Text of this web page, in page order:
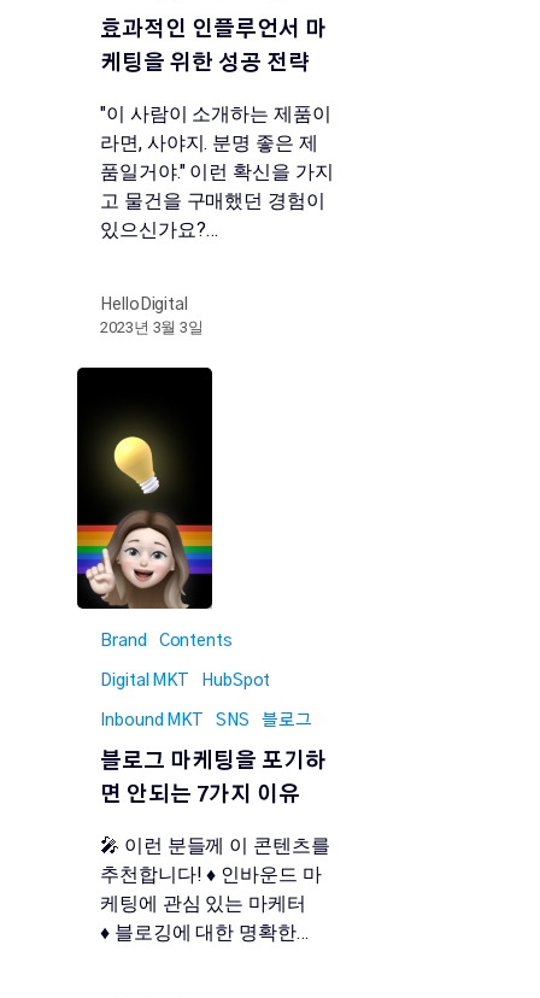
효과적인 인플루언서 마
케팅을 위한 성공 전략
"이 사람이 소개하는 제품이
라면, 사야지. 분명 좋은 제
품일거야." 이런 확신을 가지
고 물건을 구매했던 경험이
있으신가요?…
HelloDigital
2023년 3월 3일
Brand Contents
Digital MKT HubSpot
Inbound MKT SNS 블로그
블로그 마케팅을 포기하
면 안되는 7가지 이유
🎤 이런 분들께 이 콘텐츠를
추천합니다! ♦️ 인바운드 마
케팅에 관심 있는 마케터
♦️ 블로깅에 대한 명확한…